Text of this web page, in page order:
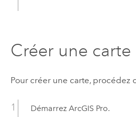
Créer une carte
Pour créer une carte, procédez
DémarrezArcGIS Pro.